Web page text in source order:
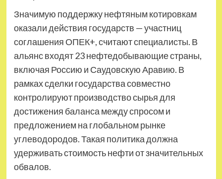
Значимую поддержку нефтяным котировкам
оказали действия государств — участниц
соглашения ОПЕК+, считают специалисты. В
альянс входят 23 нефтедобывающие страны,
включая Россию и Саудовскую Аравию. В
рамках сделки государства совместно
контролируют производство сырья для
достижения баланса между спросом и
предложением на глобальном рынке
углеводородов. Такая политика должна
удерживать стоимость нефти от значительных
обвалов.